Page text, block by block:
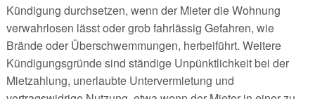
Kündigung durchsetzen, wenn der Mieter die Wohnung
verwahrlosen lässt oder grob fahrlässig Gefahren, wie
Brände oder Überschwemmungen, herbeiführt. Weitere
Kündigungsgründe sind ständige Unpünktlichkeit bei der
Mietzahlung, unerlaubte Untervermietung und